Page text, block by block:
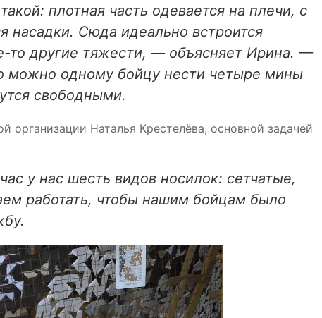
плотная часть одевается на плечи, с
насадки. Сюда идеально встроится
то другие тяжести, — объясняет Ирина. —
можно одному бойцу нести четыре мины
свободными.
организации Наталья Крестелёва, основной задачей
у нас шесть видов носилок: сетчатые,
работать, чтобы нашим бойцам было